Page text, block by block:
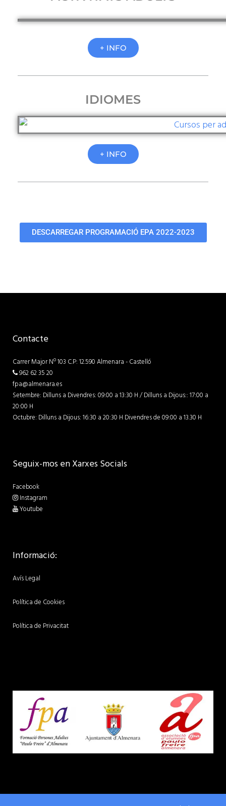
+ INFO
IDIOMES
+ INFO
DESCARREGAR PROGRAMACIÓ EPA 2022-2023
Contacte
Carrer Major Nº 103 C.P: 12.590 Almenara - Castelló
962 62 35 20
fpa@almenara.es
Setembre: Dilluns a Divendres: 09:00 a 13:30 H / Dilluns a Dijous:: 17:00 a
20:00 H
Octubre: Dilluns a Dijous: 16:30 a 20:30 H Divendres de 09:00 a 13.30 H
Seguix-mos en Xarxes Socials
Facebook
Instagram
Youtube
Informació:
Avís Legal
Política de Cookies
Política de Privacitat